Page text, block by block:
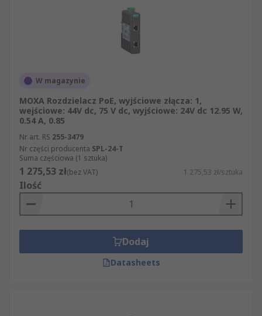
W magazynie
MOXA Rozdzielacz PoE, wyjściowe złącza: 1,
wejściowe: 44V dc, 75 V dc, wyjściowe: 24V dc 12.95 W,
0.54 A, 0.85
Nr art. RS 255-3479
Nr części producenta SPL-24-T
Suma częściowa (1 sztuka)
1 275,53 zł(bez VAT) 1 275,53 zł/sztuka
Ilość
Dodaj
Datasheets